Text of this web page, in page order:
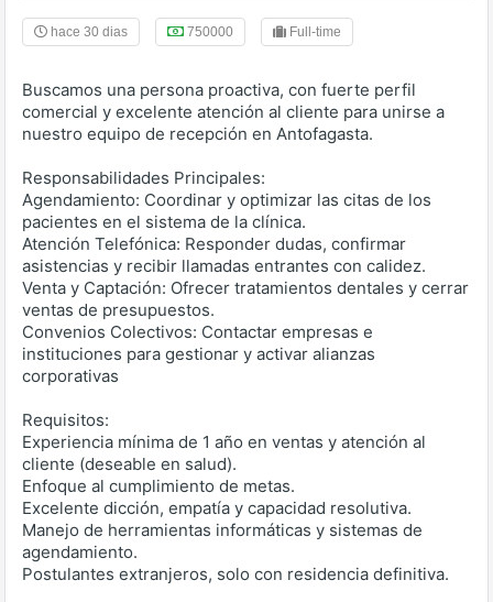
hace 30 dias 750000 Full-time
Buscamos una persona proactiva, con fuerte perfil
comercial y excelente atención al cliente para unirse a
nuestro equipo de recepción en Antofagasta.
Responsabilidades Principales:
Agendamiento: Coordinar y optimizar las citas de los
pacientes en el sistema de la clínica.
Atención Telefónica: Responder dudas, confirmar
asistencias y recibir llamadas entrantes con calidez.
Venta y Captación: Ofrecer tratamientos dentales y cerrar
ventas de presupuestos.
Convenios Colectivos: Contactar empresas e
instituciones para gestionar y activar alianzas
corporativas
Requisitos:
Experiencia mínima de 1 año en ventas y atención al
cliente (deseable en salud).
Enfoque al cumplimiento de metas.
Excelente dicción, empatía y capacidad resolutiva.
Manejo de herramientas informáticas y sistemas de
agendamiento.
Postulantes extranjeros, solo con residencia definitiva.